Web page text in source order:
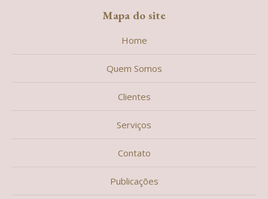
Mapa do site
Home
Quem Somos
Clientes
Serviços
Contato
Publicações